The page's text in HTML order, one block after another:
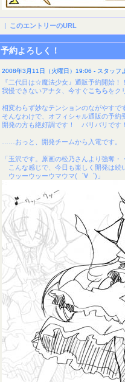
| このエントリーのURL
予約よろしく！
2008年3月11日（火曜日）19:06 - スタッフ
『二代目は☆魔法少女』通販予約開始！！
我慢できないアナタ、今すぐこちらをク
相変わらず妙なテンションのながやすで
そんなわけで、オフィシャル通販の予約
開発の方も絶好調です！ バリバリです
……おっと、開発チームから入電です。
「玉沢です。原画の松乃さんより強奪・
こんな感じで、今日も楽しく開発は続
ウッーウッーウマウマ(゜∀゜)」